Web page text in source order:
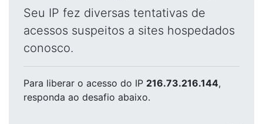
Seu IP fez diversas tentativas de
acessos suspeitos a sites hospedados
conosco.
Para liberar o acesso do IP 216.73.216.144,
responda ao desafio abaixo.